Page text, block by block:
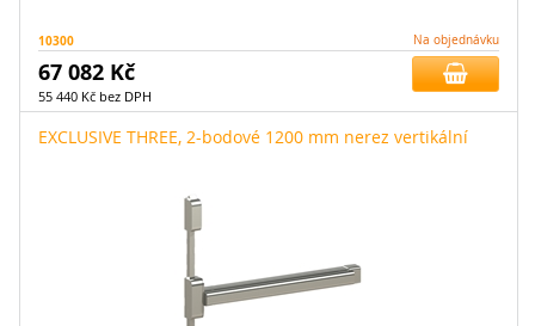
10300 Na objednávku
67 082 Kč
55 440 Kč bez DPH
EXCLUSIVE THREE, 2-bodové 1200 mm nerez vertikální